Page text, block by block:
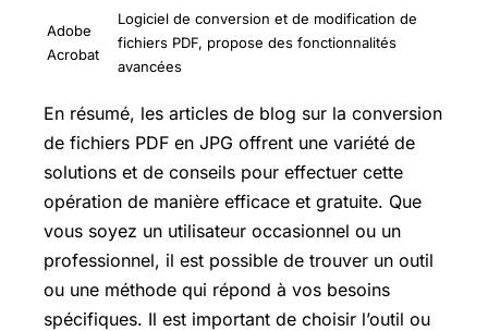
Adobe
Acrobat
Logiciel de conversion et de modification de
fichiers PDF, propose des fonctionnalités
avancées
En résumé, les articles de blog sur la conversion
de fichiers PDF en JPG offrent une variété de
solutions et de conseils pour effectuer cette
opération de manière efficace et gratuite. Que
vous soyez un utilisateur occasionnel ou un
professionnel, il est possible de trouver un outil
ou une méthode qui répond à vos besoins
spécifiques. Il est important de choisir l’outil ou